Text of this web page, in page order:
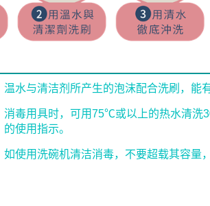
温水与清洁剂所产生的泡沫配合洗刷，能
消毒用具时，可用75℃或以上的热水清洗
的使用指示。
如使用洗碗机清洁消毒，不要超载其容量